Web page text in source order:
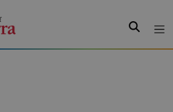
Search